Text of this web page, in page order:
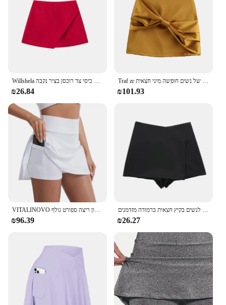
Willshela נשים אופנה קצרים סימטריים חצאיות גבוהה מותן חזרה כיסי צד רוכסן בציר נקבה Skort מוצק
₪26.84
Traf zr הבציר וינטג אלגנטי של נשים חופשה מיני חצאית y2k סאטן באמצע החלקה עם רוכסן מוסתר בתוך תפר ו קשת זהב
₪101.93
VITALINOVO קפלים טניס חצאית עבור נשים עם מכנסיים קצרים 3 כיסים גבוהה מותן נשים של אימון ריצה ספורט גולף Skorts חצאיות
₪96.39
צעיף מיני חצאית שחורה נשים נשים חצאית אסימטרי לנשים בגזרה אסימטרי לנשים בקיץ חצאית ברמודה מזדמנים
₪26.27